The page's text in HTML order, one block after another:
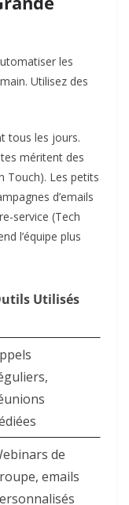
les
Utilisez des
tous les jours.
méritent des
Touch). Les petits
d’emails
service (Tech
l’équipe plus
Utilisés
de
emails